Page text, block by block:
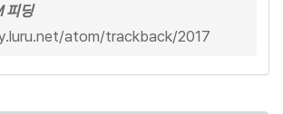
피딩
atom/trackback/2017